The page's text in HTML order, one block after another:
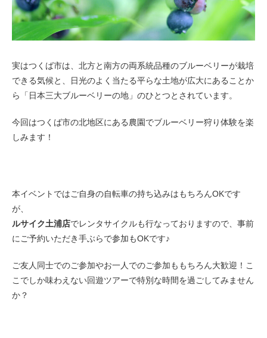
実はつくば市は、北方と南方の両系統品種のブルーベリーが栽培
できる気候と、日光のよく当たる平らな土地が広大にあることか
ら「日本三大ブルーベリーの地」のひとつとされています。
今回はつくば市の北地区にある農園でブルーベリー狩り体験を楽
しみます！
本イベントではご自身の自転車の持ち込みはもちろんOKです
が、
ルサイク土浦店でレンタサイクルも行なっておりますので、事前
にご予約いただき手ぶらで参加もOKです♪
ご友人同士でのご参加やお一人でのご参加ももちろん大歓迎！こ
こでしか味わえない回遊ツアーで特別な時間を過ごしてみません
か？